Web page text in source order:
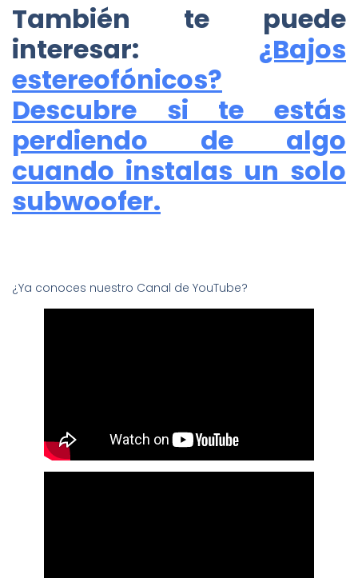
También te puede
interesar:
¿Bajos
estereofónicos?
Descubre si te estás
perdiendo de algo
cuando instalas un solo
subwoofer.
¿Ya conoces nuestro Canal de YouTube?